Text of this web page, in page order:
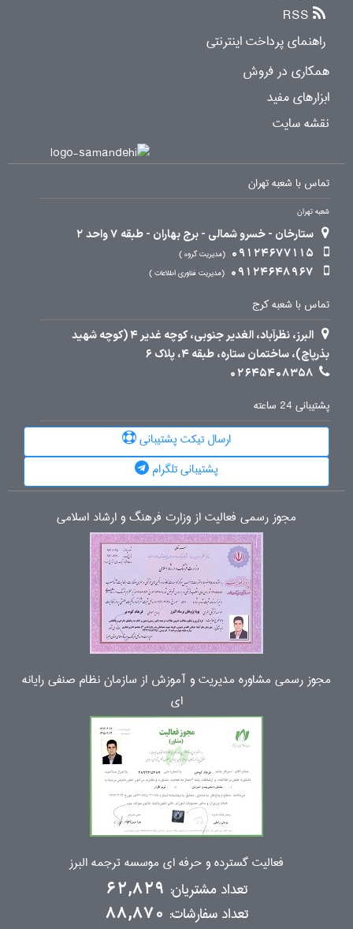
RSS
راهنمای پرداخت اینترنتی
همکاری در فروش
ابزارهای مفید
نقشه سایت
تماس با شعبه تهران
شعبه تهران
ستارخان - خسرو شمالی - برج بهاران - طبقه 7 واحد 2
09124677115
مدیریت گروه
09124648967 مدیریت فناوری اطلاعات
تماس با شعبه کرج
البرز، نظرآباد، الغدیر جنوبی، کوچه غدیر 4 (کوچه شهید
بذرپاچ)، ساختمان ستاره، طبقه 4، پلاک 6
02645408358
پشتیبانی 24 ساعته
ارسال تیکت پشتیبانی
پشتیبانی تلگرام
مجوز رسمی فعالیت از وزارت فرهنگ و ارشاد اسلامی
مجوز رسمی مشاوره مدیریت و آموزش از سازمان نظام صنفی رایانه
ای
فعالیت گسترده و حرفه ای موسسه ترجمه البرز
تعداد مشتریان: 62,829
تعداد سفارشات: 88,870